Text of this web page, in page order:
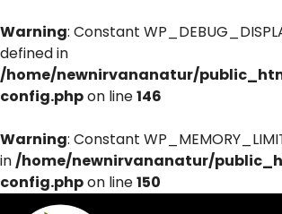
Warning: Constant
defined in
/home/newnirvananatur/
config.phpon line146
Warning: Constant
in/home/newnirvananatur/
config.phpon line150